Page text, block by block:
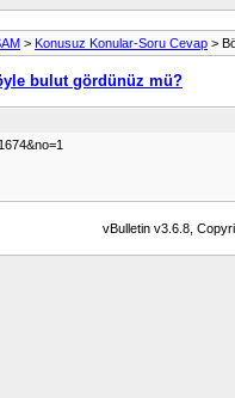
> Konusuz Konular-Soru Cevap >
bulut gördünüz mü?
vBulletin v3.6.8,